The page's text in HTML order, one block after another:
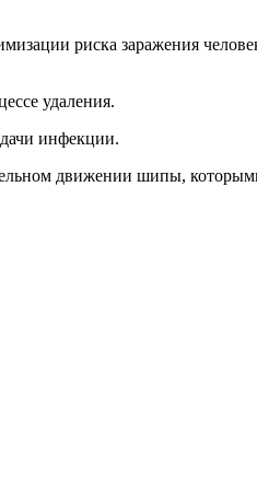
риска заражения
удаления.
инфекции.
движении шипы,